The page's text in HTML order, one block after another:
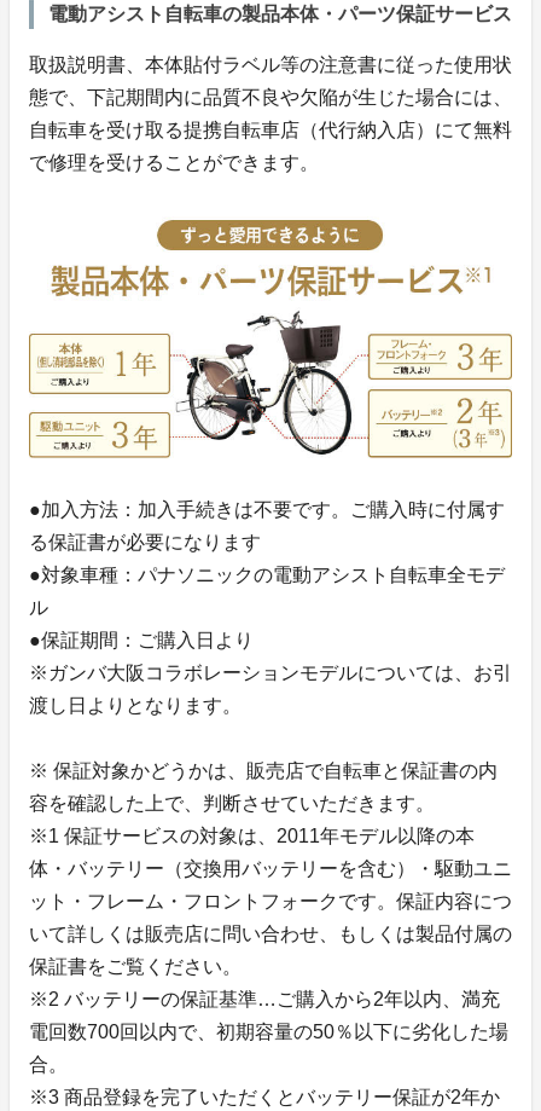
電動アシスト自転車の製品本体・パーツ保証サービス
取扱説明書、本体貼付ラベル等の注意書に従った使用状
態で、下記期間内に品質不良や欠陥が生じた場合には、
自転車を受け取る提携自転車店（代行納入店）にて無料
で修理を受けることができます。
●加入方法：加入手続きは不要です。ご購入時に付属す
る保証書が必要になります
●対象車種：パナソニックの電動アシスト自転車全モデ
ル
●保証期間：ご購入日より
※ガンバ大阪コラボレーションモデルについては、お引
渡し日よりとなります。
※ 保証対象かどうかは、販売店で自転車と保証書の内
容を確認した上で、判断させていただきます。
※1 保証サービスの対象は、2011年モデル以降の本
体・バッテリー（交換用バッテリーを含む）・駆動ユニ
ット・フレーム・フロントフォークです。保証内容につ
いて詳しくは販売店に問い合わせ、もしくは製品付属の
保証書をご覧ください。
※2 バッテリーの保証基準…ご購入から2年以内、満充
電回数700回以内で、初期容量の50％以下に劣化した場
合。
※3 商品登録を完了いただくとバッテリー保証が2年か